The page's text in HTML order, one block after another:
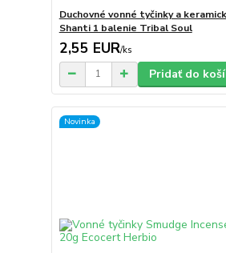
Duchovné vonné tyčinky a
Shanti 1 balenie Tribal Soul
2,55 EUR/ks
Pridať do
Novinka